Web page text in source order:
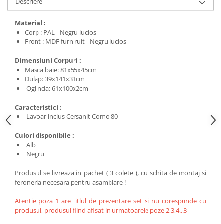
Material :
Corp : PAL - Negru lucios
Front : MDF furniruit - Negru lucios
Dimensiuni Corpuri :
Masca baie: 81x55x45cm
Dulap: 39x141x31cm
Oglinda: 61x100x2cm
Caracteristici :
Lavoar inclus Cersanit Como 80
Culori disponibile :
Alb
Negru
Produsul se livreaza in pachet ( 3 colete ), cu schita de montaj si
feroneria necesara pentru asamblare !
Atentie poza 1 are titlul de prezentare set si nu corespunde cu
produsul, produsul fiind afisat in urmatoarele poze 2,3,4...8